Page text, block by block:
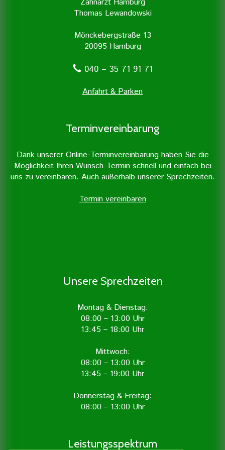
Zahnarzt Hamburg
Thomas Lewandowski
Mönckebergstraße 13
20095 Hamburg
040 – 35 71 91 71
Anfahrt & Parken
Terminvereinbarung
Dank unserer Online-Terminvereinbarung haben Sie die
Möglichkeit Ihren Wunsch-Termin schnell und einfach bei
uns zu vereinbaren. Auch außerhalb unserer Sprechzeiten.
Termin vereinbaren
Unsere Sprechzeiten
Montag & Dienstag:
08:00 – 13:00 Uhr
13:45 – 18:00 Uhr
Mittwoch:
08:00 – 13:00 Uhr
13:45 – 19:00 Uhr
Donnerstag & Freitag:
08:00 – 13:00 Uhr
Leistungsspektrum